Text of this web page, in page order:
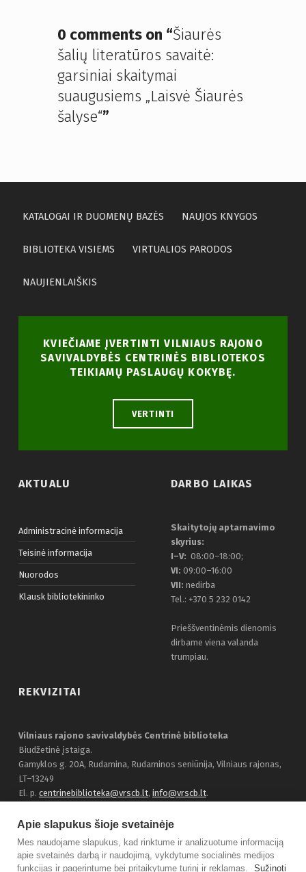
0 comments on “Šiaurės
šalių literatūros savaitė:
garsiniai skaitymai
suaugusiems „Laisvė Šiaurės
šalyse“”
KATALOGAI IR DUOMENŲ BAZĖS NAUJOS KNYGOS
BIBLIOTEKA VISIEMS VIRTUALIOS PARODOS
NAUJIENLAIŠKIS
KVIEČIAME ĮVERTINTI VILNIAUS RAJONO
SAVIVALDYBĖS CENTRINĖS BIBLIOTEKOS
TEIKIAMŲ PASLAUGŲ KOKYBĘ.
VERTINTI
AKTUALU
Administracinė informacija
Teisinė informacija
Nuorodos
Klausk bibliotekininko
DARBO LAIKAS
Skaitytojų aptarnavimo
skyrius:
I–V: 08:00–18:00;
VI: 09:00–16:00
VII: nedirba
Tel.: +370 5 232 0142
Prieššventinėmis dienomis
dirbame viena valanda
trumpiau.
REKVIZITAI
Vilniaus rajono savivaldybės Centrinė biblioteka
Biudžetinė įstaiga.
Gamyklos g. 20A, Rudamina, Rudaminos seniūnija, Vilniaus rajonas,
LT–13249
El. p. centrinebiblioteka@vrscb.lt, info@vrscb.lt.
kodas 303116707
Bendraukime:
Facebook
Apie slapukus šioje svetainėje
Mes naudojame slapukus, kad rinktume ir analizuotume informaciją
apie svetainės darbą ir naudojimą, vykdytume socialinės medijos
funkcijas ir pagerintume bei pritaikytume turinį ir reklamas.
Sužinoti